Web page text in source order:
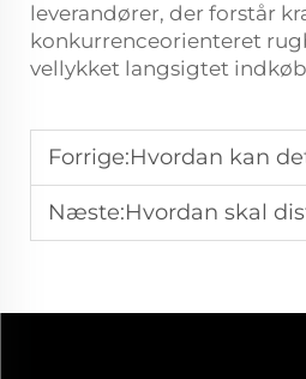
leverandører, der forstår
konkurrenceorienteret
vellykket langsigtet
Forrige:Hvordan kan detailkæder vælge
Næste:Hvordan skal distributører vælge